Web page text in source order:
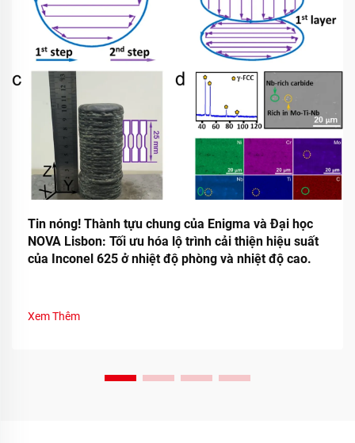
Tin nóng! Thành tựu chung của Enigma và Đại học
NOVA Lisbon: Tối ưu hóa lộ trình cải thiện hiệu suất
của Inconel 625 ở nhiệt độ phòng và nhiệt độ cao.
Xem Thêm